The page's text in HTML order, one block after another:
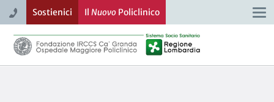
Sostienici Il NuovoPoliclinico